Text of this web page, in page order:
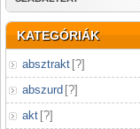
KATEGÓRIÁK
absztrakt [?]
abszurd [?]
akt [?]